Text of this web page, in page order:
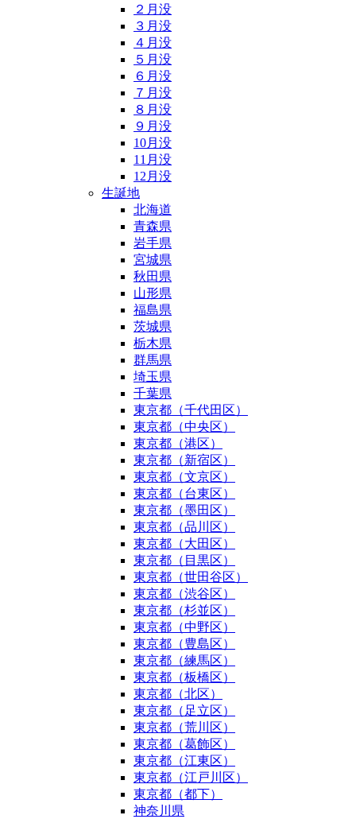
２月没
３月没
４月没
５月没
６月没
７月没
８月没
９月没
10月没
11月没
12月没
生誕地
北海道
青森県
岩手県
宮城県
秋田県
山形県
福島県
茨城県
栃木県
群馬県
埼玉県
千葉県
東京都（千代田区）
東京都（中央区）
東京都（港区）
東京都（新宿区）
東京都（文京区）
東京都（台東区）
東京都（墨田区）
東京都（品川区）
東京都（大田区）
東京都（目黒区）
東京都（世田谷区）
東京都（渋谷区）
東京都（杉並区）
東京都（中野区）
東京都（豊島区）
東京都（練馬区）
東京都（板橋区）
東京都（北区）
東京都（足立区）
東京都（荒川区）
東京都（葛飾区）
東京都（江東区）
東京都（江戸川区）
東京都（都下）
神奈川県